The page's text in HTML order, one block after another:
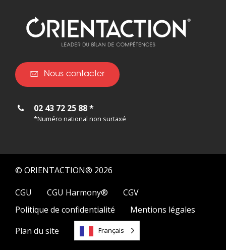
Nous contacter
02 43 72 25 88 *
*Numéro national non surtaxé
© ORIENTACTION® 2026
CGU
CGU Harmony®
CGV
Politique de confidentialité
Mentions légales
Plan du site
Français